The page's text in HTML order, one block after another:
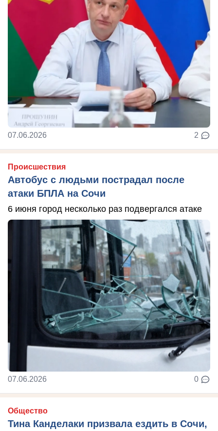
07.06.2026 2
Происшествия
Автобус с людьми пострадал после
атаки БПЛА на Сочи
6 июня город несколько раз подвергался атаке
07.06.2026 0
Общество
Тина Канделаки призвала ездить в Сочи,